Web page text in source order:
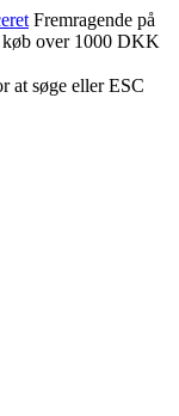
Fremragende på
køb over 1000 DKK
at søge eller ESC